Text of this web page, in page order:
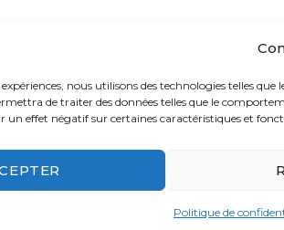
nous utilisons des technologies telles
de traiter des données telles que le
un effet négatif sur certaines caractéristiques et
Politique de
se limite pas à l’observation des
en rencontrant les
les habitants, vous découvrirez
votre expérience de voyage.
un véritable paradis pour les
allant des savanes dorées aux
des vues imprenables et des
de soleil sur les plaines du